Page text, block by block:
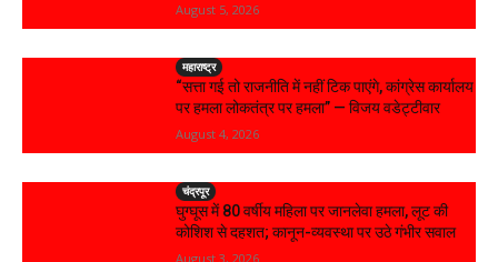
August 5, 2026
महाराष्ट्र
“सत्ता गई तो राजनीति में नहीं टिक पाएंगे, कांग्रेस कार्यालय
पर हमला लोकतंत्र पर हमला” — विजय वडेट्टीवार
August 4, 2026
चंद्रपूर
घुग्घूस में 80 वर्षीय महिला पर जानलेवा हमला, लूट की
कोशिश से दहशत; कानून-व्यवस्था पर उठे गंभीर सवाल
August 3, 2026